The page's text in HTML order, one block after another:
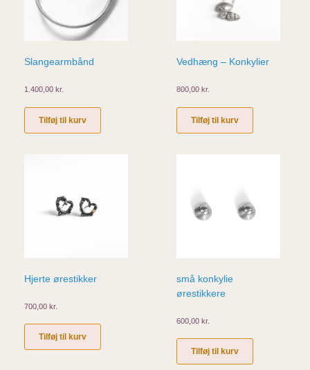
Slangearmbånd
1.400,00 kr.
Tilføj til kurv
Vedhæng – Konkylier
800,00kr.
Tilføj til kurv
Hjerte ørestikker
700,00 kr.
Tilføj til kurv
små konkylie
ørestikkere
600,00kr.
Tilføj til kurv